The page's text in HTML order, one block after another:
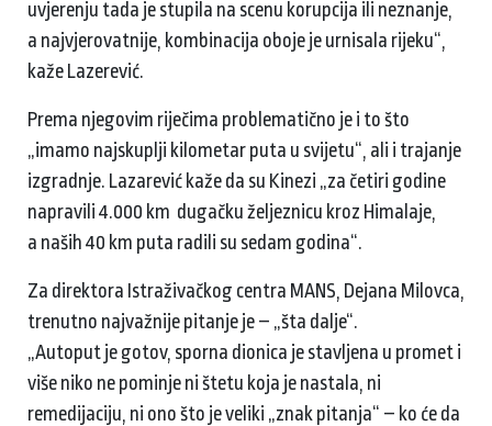
uvjerenju tada je stupila na scenu korupcija ili neznanje,
a najvjerovatnije, kombinacija oboje je urnisala rijeku“,
kaže Lazerević.
Prema njegovim riječima problematično je i to što
„imamo najskuplji kilometar puta u svijetu“, ali i trajanje
izgradnje. Lazarević kaže da su Kinezi „za četiri godine
napravili 4.000 km dugačku željeznicu kroz Himalaje,
a naših 40 km puta radili su sedam godina“.
Za direktora Istraživačkog centra MANS, Dejana Milovca,
trenutno najvažnije pitanje je – „šta dalje“.
„Autoput je gotov, sporna dionica je stavljena u promet i
više niko ne pominje ni štetu koja je nastala, ni
remedijaciju, ni ono što je veliki „znak pitanja“ – ko će da